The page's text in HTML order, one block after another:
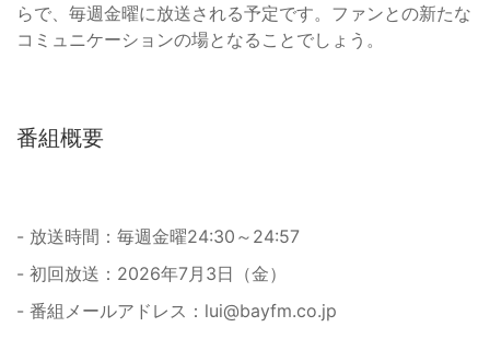
らで、毎週金曜に放送される予定です。ファンとの新たな
コミュニケーションの場となることでしょう。
番組概要
- 放送時間：毎週金曜24:30～24:57
- 初回放送：2026年7月3日（金）
- 番組メールアドレス： lui@bayfm.co.jp